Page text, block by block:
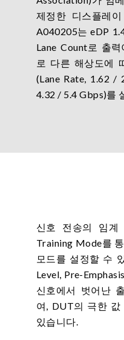
제정한 디스플레
A040205는 eDP
Lane Count로 출
로 다른 해상도에
(Lane Rate, 1.62
4.32 / 5.4 Gbps)를
신호 전송의 임계
Training Mode를
모드를 설정할 수
Level, Pre-
신호에서 벗어난
여, DUT의 극한
있습니다.